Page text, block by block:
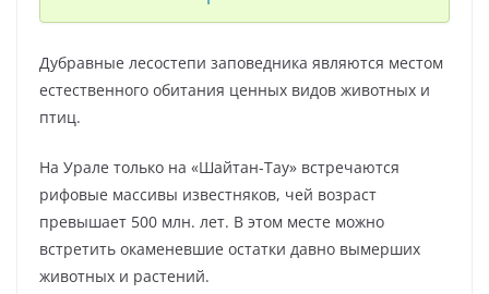
Дубравные лесостепи заповедника являются местом
естественного обитания ценных видов животных и
птиц.
На Урале только на «Шайтан-Тау» встречаются
рифовые массивы известняков, чей возраст
превышает 500 млн. лет. В этом месте можно
встретить окаменевшие остатки давно вымерших
животных и растений.